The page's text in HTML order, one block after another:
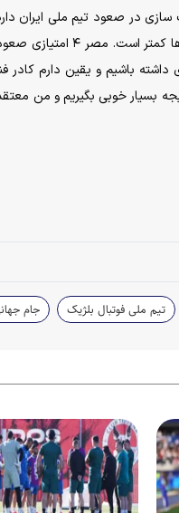
در صعود تیم ملی ایران
همه تیم‌ها شانس بالا آمدن
داشته باشیم و یقین دارم
بسیار خوبی بگیریم و من
تیم ملی فوتبال بلژیک جام جهانی